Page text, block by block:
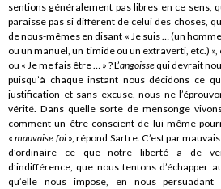
sentions généralement pas libres en ce sens,
paraisse pas si différent de celui des choses,
de nous-mêmes en disant « Je suis … (un
ou un manuel, un timide ou un extraverti, etc.) »,
ou « Je me fais être … » ? L’angoissequi devrait
puisqu’à chaque instant nous décidons ce
justification et sans excuse, nous ne
vérité. Dans quelle sorte de mensonge
comment un être conscient de lui-même
«mauvaise foi», répond Sartre. C’est par
d’ordinaire ce que notre liberté a de
d’indifférence, que nous tentons d’échapper
qu’elle nous impose, en nous persuadant